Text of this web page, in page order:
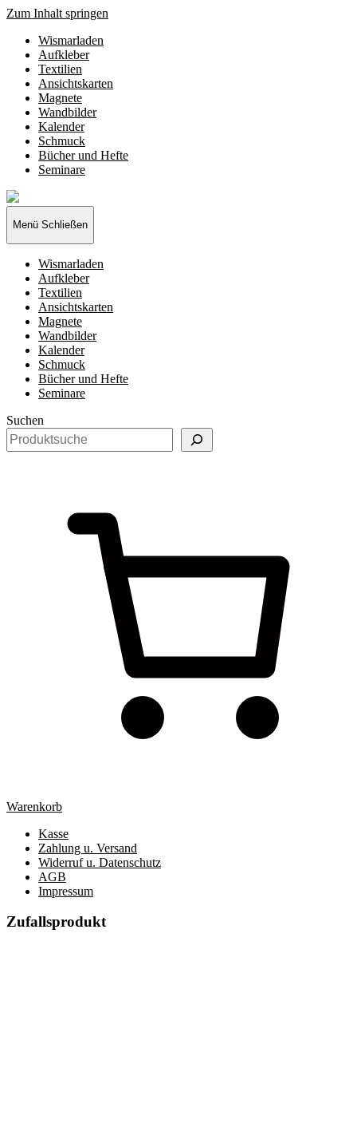
Zum Inhalt springen
Wismarladen
Aufkleber
Textilien
Ansichtskarten
Magnete
Wandbilder
Kalender
Schmuck
Bücher und Hefte
Seminare
Wismarladen
-
deine
Produzentengemeinschaft
Menü Schließen
Wismarladen
Aufkleber
Textilien
Ansichtskarten
Magnete
Wandbilder
Kalender
Schmuck
Bücher und Hefte
Seminare
Suchen
Warenkorb
Kasse
Zahlung u. Versand
Widerruf u. Datenschutz
AGB
Impressum
Zufallsprodukt